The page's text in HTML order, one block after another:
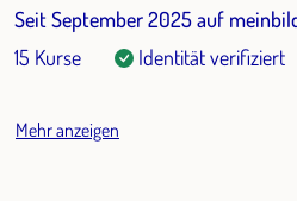
Seit September 2025 auf
15 Kurse
Identität verifiziert
Mehr anzeigen